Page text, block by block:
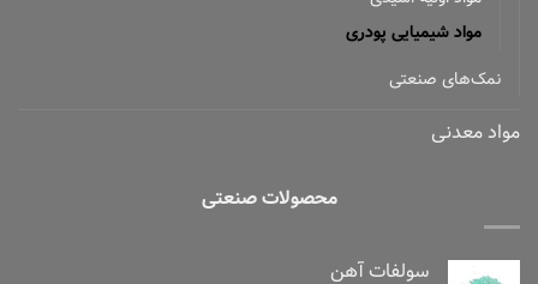
مواد شیمیایی پودری
نمک‌های صنعتی
مواد معدنی
محصولات صنعتی
سولفات آهن